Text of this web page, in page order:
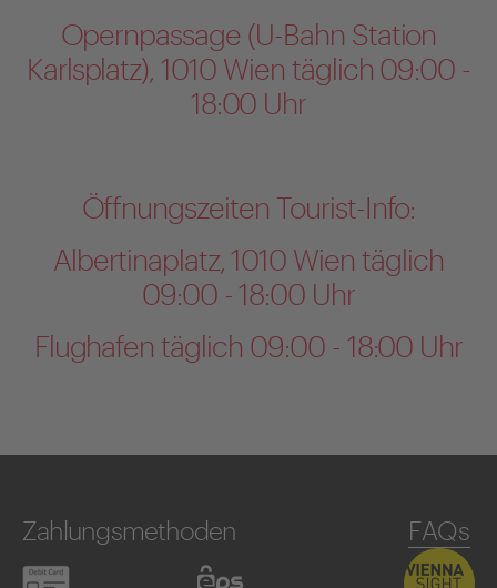
Opernpassage (U-Bahn Station
Karlsplatz), 1010 Wien täglich 09:00 -
18:00 Uhr
Öffnungszeiten Tourist-Info:
Albertinaplatz, 1010 Wien täglich
09:00 - 18:00 Uhr
Flughafen täglich 09:00 - 18:00 Uhr
Zahlungsmethoden FAQs